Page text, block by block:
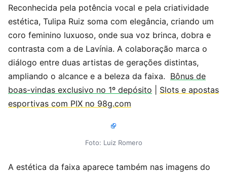
Reconhecida pela potência vocal e pela criatividade
estética, Tulipa Ruiz soma com elegância, criando um
coro feminino luxuoso, onde sua voz brinca, dobra e
contrasta com a de Lavínia. A colaboração marca o
diálogo entre duas artistas de gerações distintas,
ampliando o alcance e a beleza da faixa. Bônus de
boas-vindas exclusivo no 1º depósito
Slots e apostas
esportivas com PIX no 98g.com
Foto: Luiz Romero
A estética da faixa aparece também nas imagens do